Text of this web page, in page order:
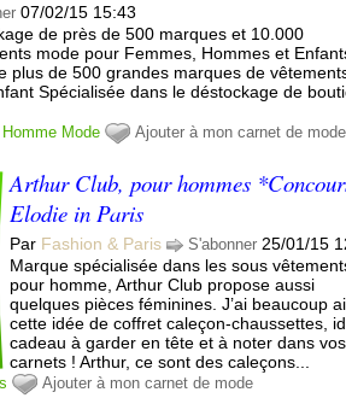
07/02/15 15:43
de près de 500 marques et 10.000
mode pour Femmes, Hommes et
plus de 500 grandes marques de
Spécialisée dans le déstockage de
Homme Mode Ajouter à mon carnet de mode
Arthur Club, pour hommes
Elodie in Paris
Par Fashion & Paris S'abonner 25/01/15
Marque spécialisée dans les sous
pour homme, Arthur Club propose aussi
quelques pièces féminines. J’ai beaucoup
cette idée de coffret caleçon-chaussettes,
cadeau à garder en tête et à noter dans vos
carnets ! Arthur, ce sont des caleçons...
Ajouter à mon carnet de mode